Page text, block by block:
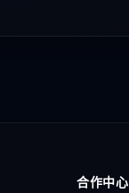
合作中心